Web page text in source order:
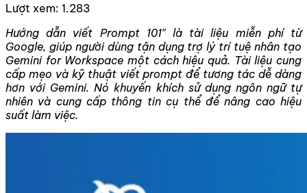
Lượt xem: 1.283
Hướng dẫn viết Prompt 101″ là tài liệu miễn phí từ
Google, giúp người dùng tận dụng trợ lý trí tuệ nhân tạo
Gemini for Workspace một cách hiệu quả. Tài liệu cung
cấp mẹo và kỹ thuật viết prompt để tương tác dễ dàng
hơn với Gemini. Nó khuyến khích sử dụng ngôn ngữ tự
nhiên và cung cấp thông tin cụ thể để nâng cao hiệu
suất làm việc.